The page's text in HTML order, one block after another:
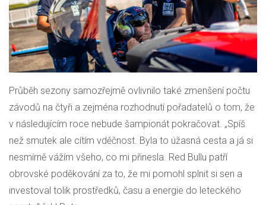
Průběh sezony samozřejmě ovlivnilo také zmenšení počtu
závodů na čtyři a zejména rozhodnutí pořadatelů o tom, že
v následujícím roce nebude šampionát pokračovat. „Spíš
než smutek ale cítím vděčnost. Byla to úžasná cesta a já si
nesmírně vážím všeho, co mi přinesla. Red Bullu patří
obrovské poděkování za to, že mi pomohl splnit si sen a
investoval tolik prostředků, času a energie do leteckého